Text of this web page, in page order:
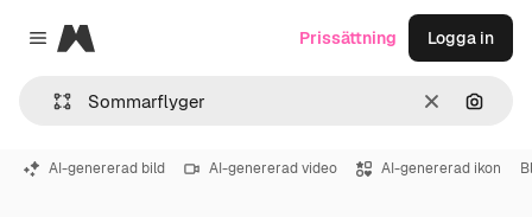
Close menu
Magnific
RensaSök
Prissättning Logga in
AI-genererad bild AI-genererad video AI-genererad ikon